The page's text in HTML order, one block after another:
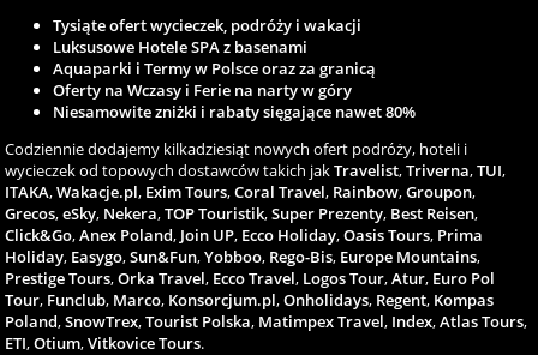
Tysiąte ofert wycieczek, podróży i wakacji
Luksusowe Hotele SPA z basenami
Aquaparki i Termy w Polsce oraz za granicą
Oferty na Wczasy i Ferie na narty w góry
Niesamowite zniżki i rabaty sięgające nawet 80%
Codziennie dodajemy kilkadziesiąt nowych ofert podróży, hoteli i
wycieczek od topowych dostawców takich jakTravelist,Triverna,TUI,
ITAKA,Wakacje.pl, Exim Tours,Coral Travel, Rainbow,Groupon,
Grecos,eSky, Nekera,TOP Touristik,Super Prezenty, Best Reisen,
Click&Go,Anex Poland, Join UP, Ecco Holiday,Oasis Tours, Prima
Holiday, Easygo,Sun&Fun,Yobboo, Rego-Bis, Europe Mountains,
Prestige Tours,Orka Travel, Ecco Travel, Logos Tour,Atur, Euro Pol
Tour, Funclub, Marco, Konsorcjum.pl,Onholidays, Regent, Kompas
Poland,SnowTrex,Tourist Polska, Matimpex Travel, Index,Atlas Tours,
ETI,Otium,Vitkovice Tours.